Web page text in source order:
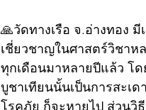
🙏วัดทางเรือ จ.อ่างทอง
เชี่ยวชาญในศาสตร์วิชาห
ทุกเดือนมาหลายปีแล้ว โ
บูชาเทียนนั้นเป็นการสะเ
โรคภัย ก็จะหายไป ส่วนวิ